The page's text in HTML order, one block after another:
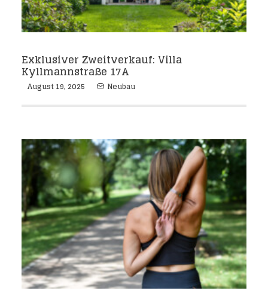
Exklusiver Zweitverkauf: Villa
Kyllmannstraße 17A
August 19, 2025 Neubau